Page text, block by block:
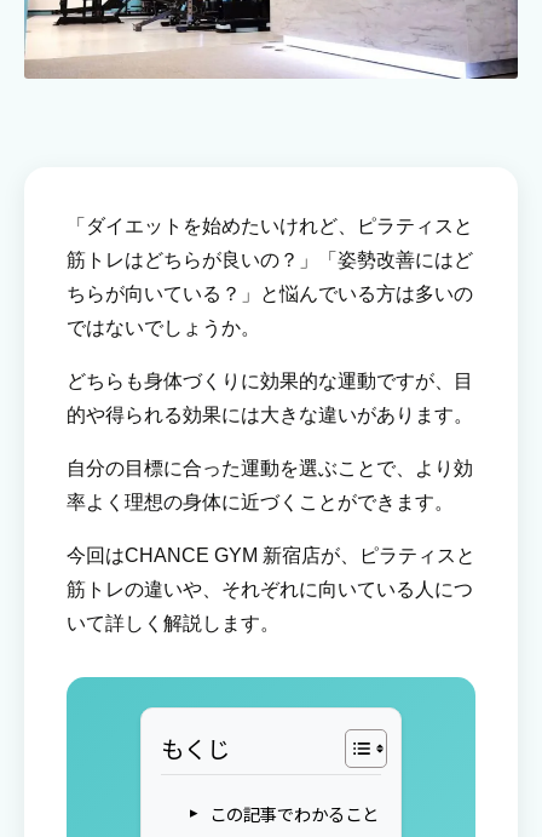
「ダイエットを始めたいけれど、ピラティスと
筋トレはどちらが良いの？」「姿勢改善にはど
ちらが向いている？」と悩んでいる方は多いの
ではないでしょうか。
どちらも身体づくりに効果的な運動ですが、目
的や得られる効果には大きな違いがあります。
自分の目標に合った運動を選ぶことで、より効
率よく理想の身体に近づくことができます。
今回はCHANCE GYM 新宿店が、ピラティスと
筋トレの違いや、それぞれに向いている人につ
いて詳しく解説します。
もくじ
この記事でわかること